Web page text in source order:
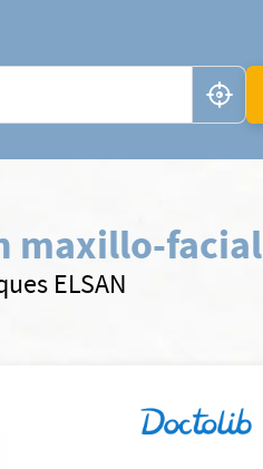
ou CP
maxillo-facial
ELSAN